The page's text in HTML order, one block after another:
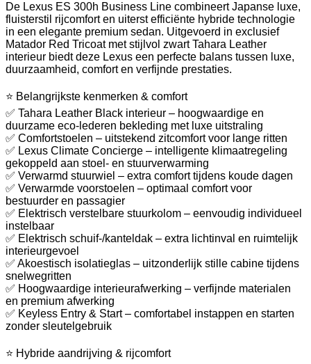
De Lexus ES 300h Business Line combineert Japanse luxe,
fluisterstil rijcomfort en uiterst efficiënte hybride technologie
in een elegante premium sedan. Uitgevoerd in exclusief
Matador Red Tricoat met stijlvol zwart Tahara Leather
interieur biedt deze Lexus een perfecte balans tussen luxe,
duurzaamheid, comfort en verfijnde prestaties.
⭐ Belangrijkste kenmerken & comfort
✅ Tahara Leather Black interieur – hoogwaardige en
duurzame eco-lederen bekleding met luxe uitstraling
✅ Comfortstoelen – uitstekend zitcomfort voor lange ritten
✅ Lexus Climate Concierge – intelligente klimaatregeling
gekoppeld aan stoel- en stuurverwarming
✅ Verwarmd stuurwiel – extra comfort tijdens koude dagen
✅ Verwarmde voorstoelen – optimaal comfort voor
bestuurder en passagier
✅ Elektrisch verstelbare stuurkolom – eenvoudig individueel
instelbaar
✅ Elektrisch schuif-/kanteldak – extra lichtinval en ruimtelijk
interieurgevoel
✅ Akoestisch isolatieglas – uitzonderlijk stille cabine tijdens
snelwegritten
✅ Hoogwaardige interieurafwerking – verfijnde materialen
en premium afwerking
✅ Keyless Entry & Start – comfortabel instappen en starten
zonder sleutelgebruik
⭐ Hybride aandrijving & rijcomfort